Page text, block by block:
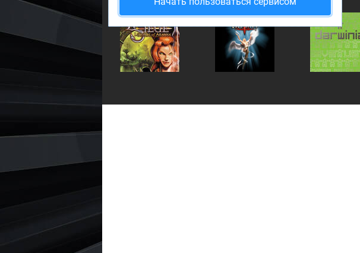
Dungeon Siege Divine Divinity Darwinia